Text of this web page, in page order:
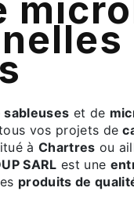
et de
vos projets de
à Chartres ou
SARL est une
produits de